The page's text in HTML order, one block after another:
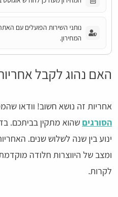
נותני השירות הפועלים עם
המחירון.
האם נהוג לקבל
אחריות זה נושא חשוב! וודאו
הסורגים שהוא מתקין בביתכם.
ינוע בין שנה לשלוש שנים.
ומצב של היווצרות חלודה
לקרות.